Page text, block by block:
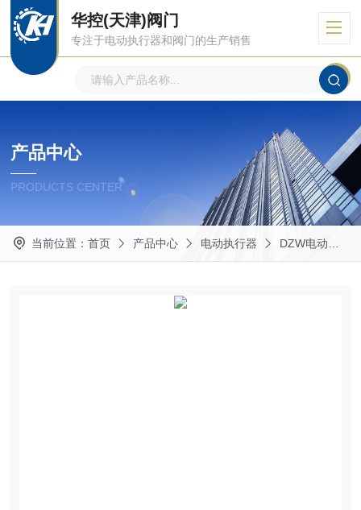
华控(天津)阀门
专注于电动执行器和阀门的生产销售
产品中心
PRODUCTS CENTER
当前位置： 首页 产品中心 电动执行器 DZW电动执行器